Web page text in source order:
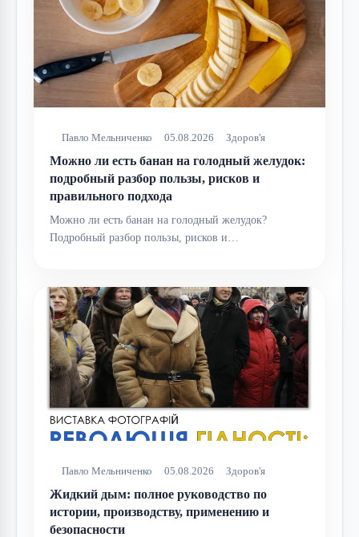
Павло Мельниченко 05.08.2026 Здоров'я
Можно ли есть банан на голодный желудок:
подробный разбор пользы, рисков и
правильного подхода
Можно ли есть банан на голодный желудок?
Подробный разбор пользы, рисков и…
Павло Мельниченко 05.08.2026 Здоров'я
Жидкий дым: полное руководство по
истории, производству, применению и
безопасности